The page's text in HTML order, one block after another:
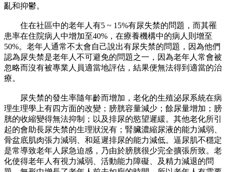
亂和抑鬱。
住在社區中的老年人有5 ~ 15%有尿失禁的問題，而其罹
患率在住院病人中增加至40%，在療養機構中的病人則增至
50%。老年人通常不太會自己說出有尿失禁的問題，因為他們
認為尿失禁是老年人不可避免的問題之一，因為老年人常會被
忽略而沒有被專業人員適當地評估，結果便無法得到適當的治
療。
尿失禁的發生率隨年齡而增加，老化的生殖泌尿系統在病
理生理學上有四方面的改變；膀胱容量減少；餘尿量增加；膀
胱的收縮變得無法抑制；以及排尿的慾望遲緩。其他老化所引
起的會助長尿失禁的生理狀況有；腎臟濃縮尿液的能力減弱、
骨盆底肌肉張力減弱、和延遲排尿的能力減低。逼尿肌不穩定
是常導致老年人尿急迫感，乃由於膀胱很少完全擴張所致。老
化使得老年人有視力減弱、活動能力障礙、及精力減退的問